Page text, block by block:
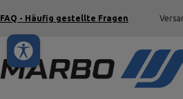
FAQ - Häufig gestellte Fragen